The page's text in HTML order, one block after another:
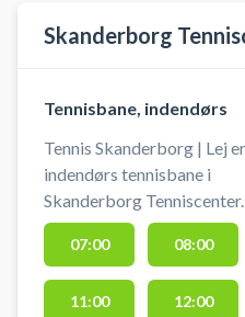
Skanderborg
Tennisbane, indendørs
Tennis Skanderborg | Lej
indendørs tennisbane i
Skanderborg
tennisbane og spil tennis
indendørs i Skanderborg i
tennishallen hos
Medbring selv
07:00 08:00
11:00 12:00